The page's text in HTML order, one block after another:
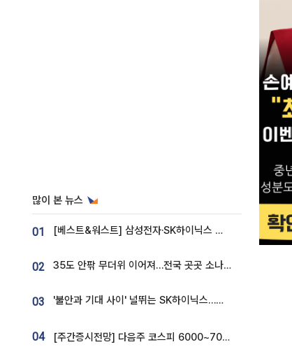
많이 본 뉴스
01 [베스트&워스트] 삼성전자·SK하이닉스 밀린 한 주…상상인증권은 85% 급등
02 35도 안팎 무더위 이어져…전국 곳곳 소나기 [오늘 날씨]
03 '불안과 기대 사이' 널뛰는 SK하이닉스…증권가 "HBM4·LTA 기반 펀터멘털 견고"
04 [주간증시전망] 다음주 코스피 6000~7000⋯“外人 수급은 정책이 변수”